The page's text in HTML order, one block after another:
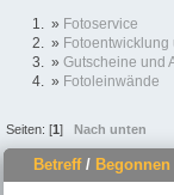
» Fotoservice
» Fotoentwicklung
» Gutscheine und
» Fotoleinwände
Seiten: [1] Nach unten
Betreff/